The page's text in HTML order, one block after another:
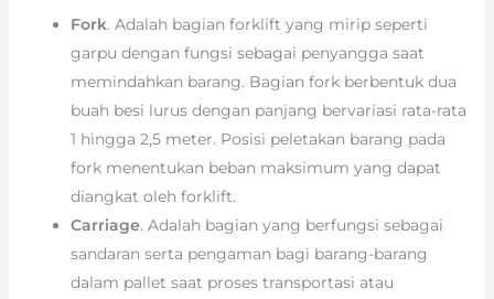
Fork. Adalah bagian forklift yang mirip seperti
garpu dengan fungsi sebagai penyangga saat
memindahkan barang. Bagian fork berbentuk dua
buah besi lurus dengan panjang bervariasi rata-rata
1 hingga 2,5 meter. Posisi peletakan barang pada
fork menentukan beban maksimum yang dapat
diangkat oleh forklift.
Carriage. Adalah bagian yang berfungsi sebagai
sandaran serta pengaman bagi barang-barang
dalam pallet saat proses transportasi atau